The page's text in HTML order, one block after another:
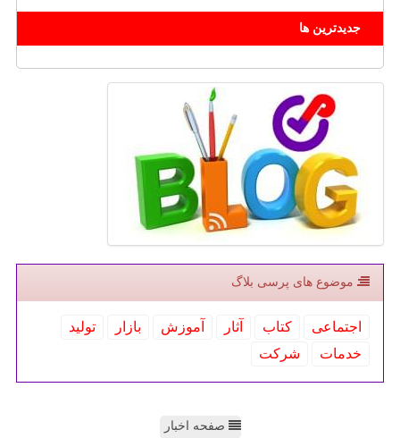
جدیدترین ها
موضوع های پرسی بلاگ
اجتماعی كتاب آثار آموزش بازار
تولید
خدمات
شركت
صفحه اخبار